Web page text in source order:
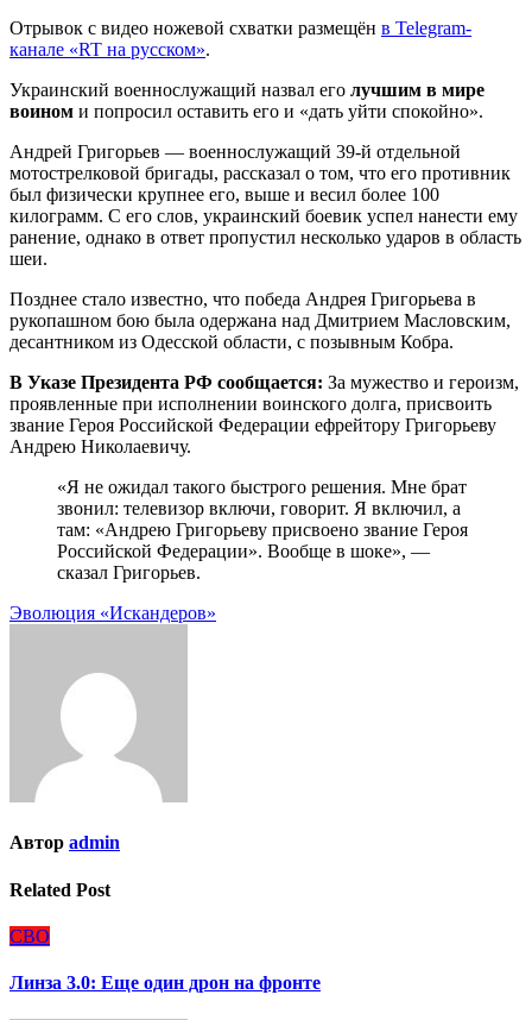
Отрывок с видео ножевой схватки размещён в Telegram-
канале «RT на русском».
Украинский военнослужащий назвал его лучшим в мире
воином и попросил оставить его и «дать уйти спокойно».
Андрей Григорьев — военнослужащий 39-й отдельной
мотострелковой бригады, рассказал о том, что его противник
был физически крупнее его, выше и весил более 100
килограмм. С его слов, украинский боевик успел нанести ему
ранение, однако в ответ пропустил несколько ударов в область
шеи.
Позднее стало известно, что победа Андрея Григорьева в
рукопашном бою была одержана над Дмитрием Масловским,
десантником из Одесской области, с позывным Кобра.
В Указе Президента РФ сообщается: За мужество и героизм,
проявленные при исполнении воинского долга, присвоить
звание Героя Российской Федерации ефрейтору Григорьеву
Андрею Николаевичу.
«Я не ожидал такого быстрого решения. Мне брат
звонил: телевизор включи, говорит. Я включил, а
там: «Андрею Григорьеву присвоено звание Героя
Российской Федерации». Вообще в шоке», —
сказал Григорьев.
Навигация
записям
Эволюция «Искандеров»
Автор admin
Related Post
СВО
Линза 3.0: Еще один дрон на фронте